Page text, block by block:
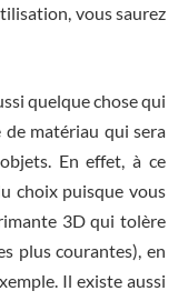
vous saurez
quelque chose qui
matériau qui sera
En effet, à ce
choix puisque vous
3D qui tolère
plus courantes), en
Il existe aussi